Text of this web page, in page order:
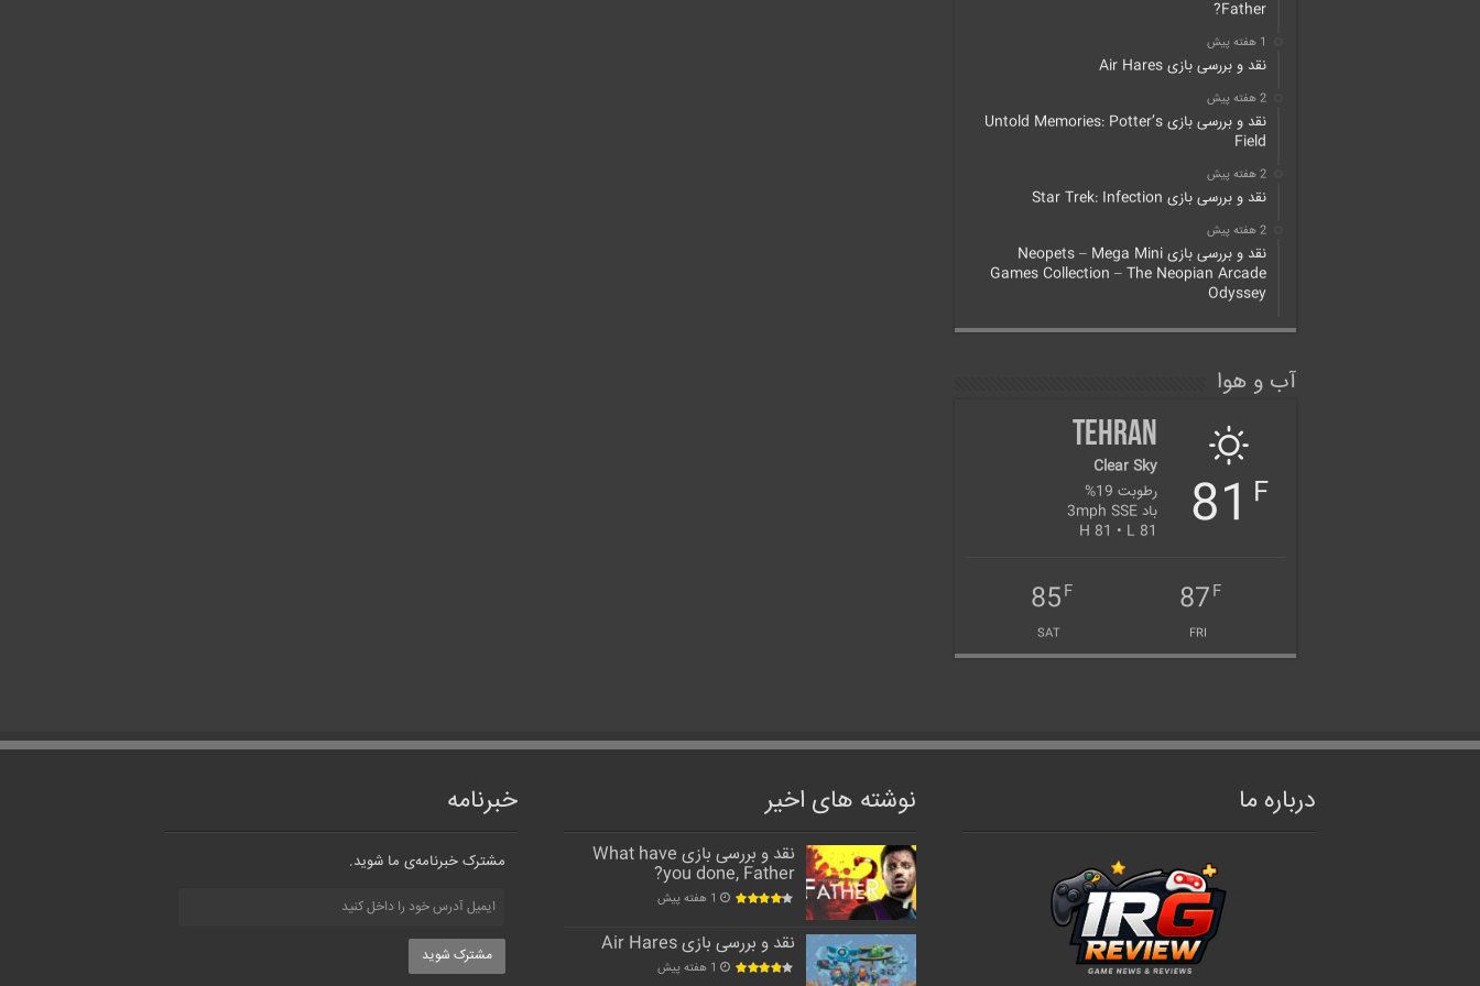
Father?
1 هفته پیش
نقد و بررسی بازی Air Hares
2 هفته پیش
نقد و بررسی بازی Untold Memories: Potter’s
Field
2 هفته پیش
نقد و بررسی بازی Star Trek: Infection
2 هفته پیش
نقد و بررسی بازی Neopets – Mega Mini
Games Collection – The Neopian Arcade
Odyssey
آب و هوا
81 F
Tehran
Clear Sky
رطوبت 19%
باد 3mph SSE
H 81 • L 81
87F
FRI
85F
SAT
درباره ما نوشته های اخیر
نقد و بررسی بازی What have
you done, Father?
1 هفته پیش
نقد و بررسی بازی Air Hares
1 هفته پیش
خبرنامه
مشترک خبرنامه‌ی ما شوید.